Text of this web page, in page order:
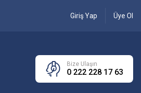
Giriş Yap Üye Ol
Bize Ulaşın
0 222 228 17 63